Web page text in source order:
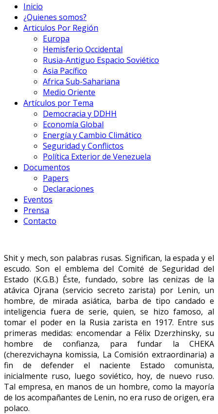
Inicio
¿Quienes somos?
Articulos Por Región
Europa
Hemisferio Occidental
Rusia-Antiguo Espacio Soviético
Asia Pacífico
Africa Sub-Sahariana
Medio Oriente
Artículos por Tema
Democracia y DDHH
Economía Global
Energía y Cambio Climático
Seguridad y Conflictos
Política Exterior de Venezuela
Documentos
Papers
Declaraciones
Eventos
Prensa
Contacto
Shit y mech, son palabras rusas. Significan, la espada y el
escudo. Son el emblema del Comité de Seguridad del
Estado (K.G.B.) Éste, fundado, sobre las cenizas de la
atávica Ojrana (servicio secreto zarista) por Lenin, un
hombre, de mirada asiática, barba de tipo candado e
inteligencia fuera de serie, quien, se hizo famoso, al
tomar el poder en la Rusia zarista en 1917. Entre sus
primeras medidas: encomendar a Félix Dzerzhinsky, su
hombre de confianza, para fundar la CHEKA
(cherezvichayna komissia, La Comisión extraordinaria) a
fin de defender el naciente Estado comunista,
inicialmente ruso, luego soviético, hoy, de nuevo ruso.
Tal empresa, en manos de un hombre, como la mayoría
de los acompañantes de Lenin, no era ruso de origen, era
polaco.